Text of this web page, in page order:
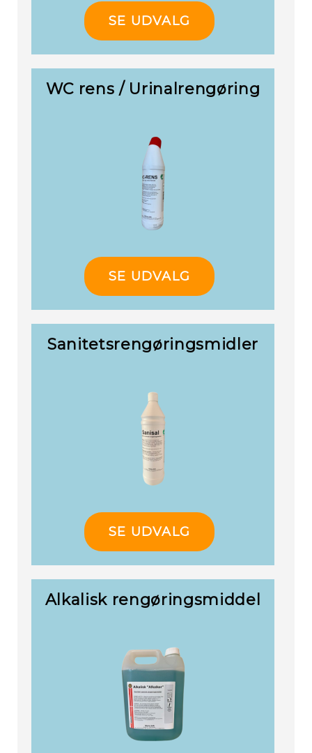
SE UDVALG
WC rens / Urinalrengøring
SE UDVALG
Sanitetsrengøringsmidler
SE UDVALG
Alkalisk rengøringsmiddel